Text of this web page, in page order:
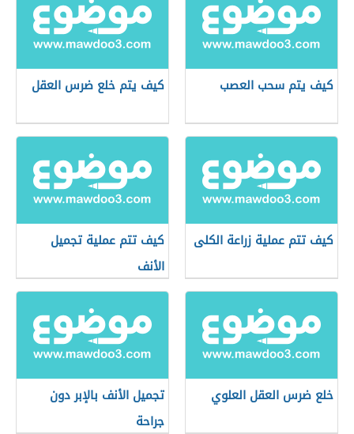
كيف يتم سحب العصب كيف يتم خلع ضرس العقل
كيف تتم عملية زراعة الكلى
كيف تتم عملية تجميل
الأنف
خلع ضرس العقل العلوي
تجميل الأنف بالإبر دون
جراحة